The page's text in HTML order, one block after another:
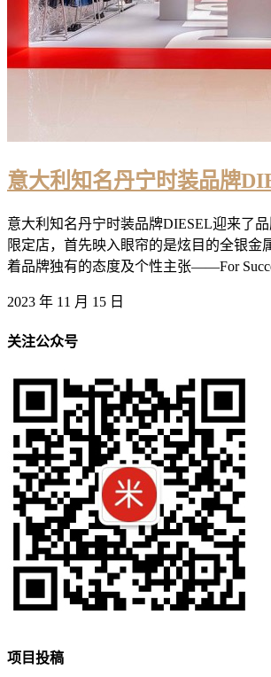
意大利知名丹宁时装品牌
意大利知名丹宁时装品牌DIESEL迎来了
限定店，首先映入眼帘的是炫目的全银
着品牌独有的态度及个性主张——For
2023 年 11 月 15 日
关注公众号
项目投稿